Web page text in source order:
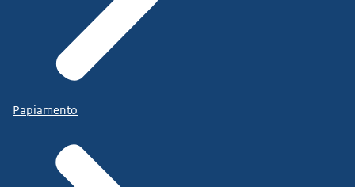
Papiamento